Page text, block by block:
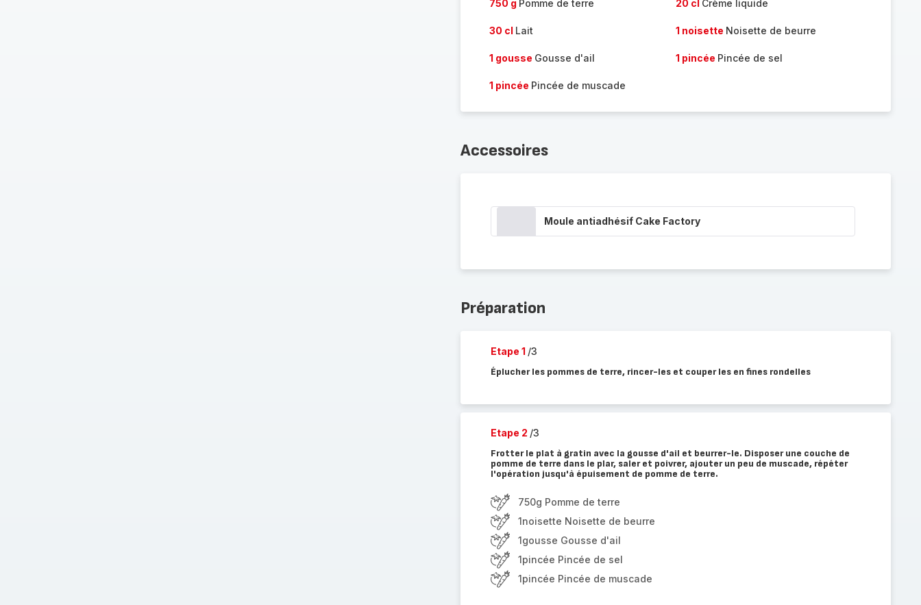
750 g Pomme de terre 20 cl Crème liquide
30 cl Lait 1 noisette Noisette de beurre
1 gousse Gousse d'ail 1 pincée Pincée de sel
1 pincée Pincée de muscade
Accessoires
Moule antiadhésif Cake Factory
Préparation
Etape 1 /3
Éplucher les pommes de terre, rincer-les et couper les en fines rondelles
Etape 2 /3
Frotter le plat à gratin avec la gousse d'ail et beurrer-le. Disposer une couche de
pomme de terre dans le plar, saler et poivrer, ajouter un peu de muscade, répéter
l'opération jusqu'à épuisement de pomme de terre.
750g Pomme de terre
1noisette Noisette de beurre
1gousse Gousse d'ail
1pincée Pincée de sel
1pincée Pincée de muscade